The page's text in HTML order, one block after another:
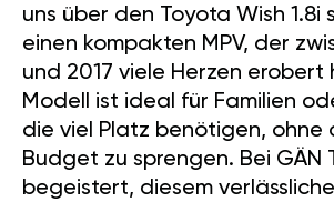
uns über den Toyota Wish 1.8i
einen kompakten MPV, der
und 2017 viele Herzen erobert
Modell ist ideal für Familien
die viel Platz benötigen, ohne
Budget zu sprengen. Bei GÄN
begeistert, diesem